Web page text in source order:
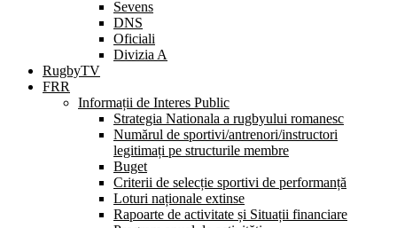
Sevens
DNS
Oficiali
Divizia A
RugbyTV
FRR
Informații de Interes Public
Strategia Nationala a rugbyului romanesc
Numărul de sportivi/antrenori/instructori
legitimați pe structurile membre
Buget
Criterii de selecție sportivi de performanță
Loturi naționale extinse
Rapoarte de activitate și Situații financiare